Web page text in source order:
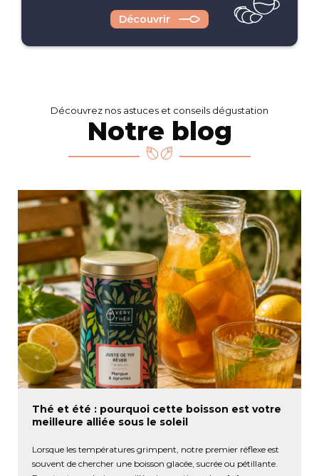
Découvrir
Découvrez nos astuces et conseils dégustation
Notre blog
Thé et été : pourquoi cette boisson est votre
meilleure alliée sous le soleil
Lorsque les températures grimpent, notre premier réflexe est
souvent de chercher une boisson glacée, sucrée ou pétillante.